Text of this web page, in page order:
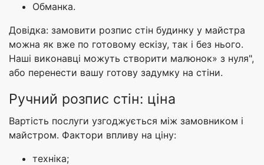
Обманка.
Довідка: замовити розпис стін будинку у майстра
можна як вже по готовому ескізу, так і без нього.
Наші виконавці можуть створити малюнок» з нуля",
або перенести вашу готову задумку на стіни.
Ручний розпис стін: ціна
Вартість послуги узгоджується між замовником і
майстром. Фактори впливу на ціну:
техніка;